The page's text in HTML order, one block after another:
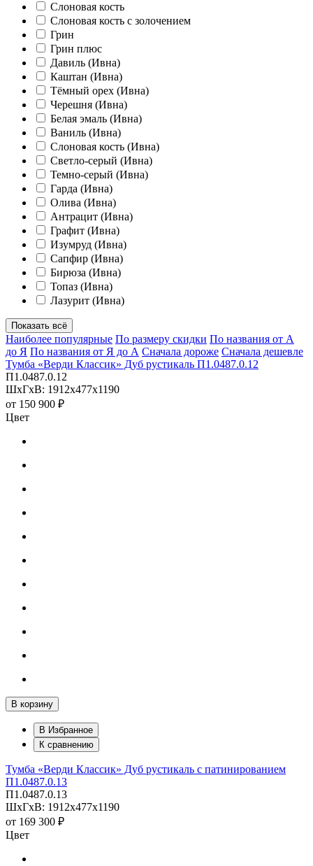
Слоновая кость
Слоновая кость с золочением
Грин
Грин плюс
Давиль (Ивна)
Каштан (Ивна)
Тёмный орех (Ивна)
Черешня (Ивна)
Белая эмаль (Ивна)
Ваниль (Ивна)
Слоновая кость (Ивна)
Светло-серый (Ивна)
Темно-серый (Ивна)
Гарда (Ивна)
Олива (Ивна)
Антрацит (Ивна)
Графит (Ивна)
Изумруд (Ивна)
Сапфир (Ивна)
Бирюза (Ивна)
Топаз (Ивна)
Лазурит (Ивна)
Показать всё
Наиболее популярные По размеру скидки По названия от А
до Я По названия от Я до А Сначала дороже Сначала дешевле
Тумба «Верди Классик» Дуб рустикаль П1.0487.0.12
П1.0487.0.12
ШхГхВ: 1912х477х1190
от 150 900 ₽
Цвет
В корзину
В Избранное
К сравнению
Тумба «Верди Классик» Дуб рустикаль с патинированием
П1.0487.0.13
П1.0487.0.13
ШхГхВ: 1912х477х1190
от 169 300 ₽
Цвет